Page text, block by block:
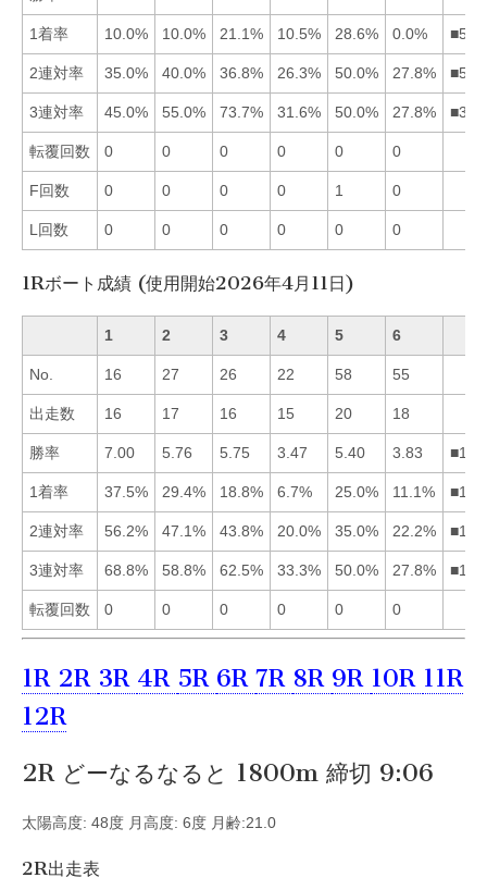
1着率 10.0% 10.0% 21.1% 10.5% 28.6% 0.0%
2連対率 35.0% 40.0% 36.8% 26.3% 50.0% 27.8%
3連対率 45.0% 55.0% 73.7% 31.6% 50.0% 27.8%
転覆回数 0 0 0 0 0 0
F回数 0 0 0 0 1 0
L回数 0 0 0 0 0 0
1Rボート成績 (使用開始2026年4月11日)
1 2 3 4 5 6
No. 16 27 26 22 58 55
出走数 16 17 16 15 20 18
勝率 7.00 5.76 5.75 3.47 5.40 3.83
1着率 37.5% 29.4% 18.8% 6.7% 25.0% 11.1%
2連対率 56.2% 47.1% 43.8% 20.0% 35.0% 22.2%
3連対率 68.8% 58.8% 62.5% 33.3% 50.0% 27.8%
転覆回数 0 0 0 0 0 0
1R 2R 3R 4R 5R 6R 7R 8R 9R 10R 11R
12R
2R どーなるなると 1800m 締切 9:06
太陽高度: 48度 月高度: 6度 月齢:21.0
2R出走表